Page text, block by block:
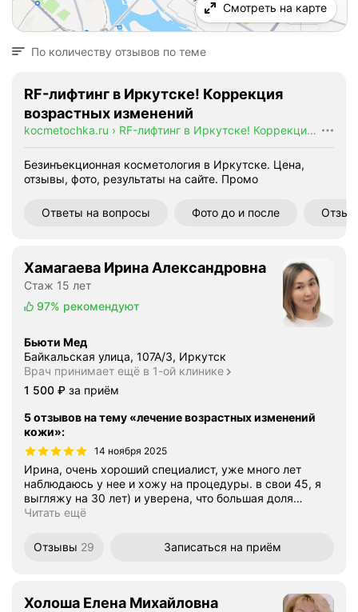
Смотреть на карте
По количеству отзывов по теме
RF-лифтинг в Иркутске! Коррекция
возрастных изменений
kocmetochka.ru › RF-лифтинг в Иркутске! Коррекция возрастных изменений
Безинъекционная косметология в Иркутске. Цена,
отзывы, фото, результаты на сайте. Промо
Ответы на вопросы Фото до и после
Хамагаева Ирина Александровна
Стаж 15 лет
97% рекомендуют
Бьюти Мед
Байкальская улица, 107А/3, Иркутск
Врач принимает ещё в 1-ой клинике
Цена
1500
1 500 ₽ за приём
5 отзывов на тему «лечение возрастных изменений
кожи»:
14 ноября 2025
Ирина, очень хороший специалист, уже много лет
наблюдаюсь у нее и хожу на процедуры. в свои 45, я
выгляжу на 30 лет) и уверена, что большая доля…
Читать ещё
Отзывы 29 Записаться на приём
Холоша Елена Михайловна